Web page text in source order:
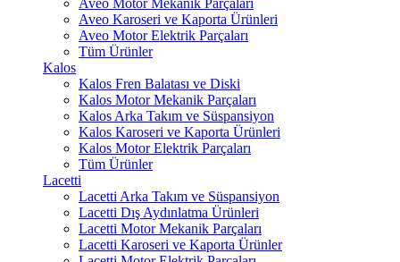
Aveo Motor Mekanik Parçaları
Aveo Karoseri ve Kaporta Ürünleri
Aveo Motor Elektrik Parçaları
Tüm Ürünler
Kalos
Kalos Fren Balatası ve Diski
Kalos Motor Mekanik Parçaları
Kalos Arka Takım ve Süspansiyon
Kalos Karoseri ve Kaporta Ürünleri
Kalos Motor Elektrik Parçaları
Tüm Ürünler
Lacetti
Lacetti Arka Takım ve Süspansiyon
Lacetti Dış Aydınlatma Ürünleri
Lacetti Motor Mekanik Parçaları
Lacetti Karoseri ve Kaporta Ürünler